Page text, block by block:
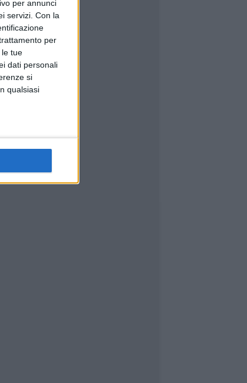
per annunci
servizi. Con la
per
tue
dati personali
si
qualsiasi